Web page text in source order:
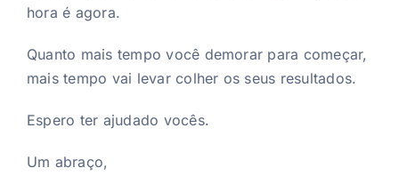
hora é agora.
Quanto mais tempo você demorar para começar,
mais tempo vai levar colher os seus resultados.
Espero ter ajudado vocês.
Um abraço,